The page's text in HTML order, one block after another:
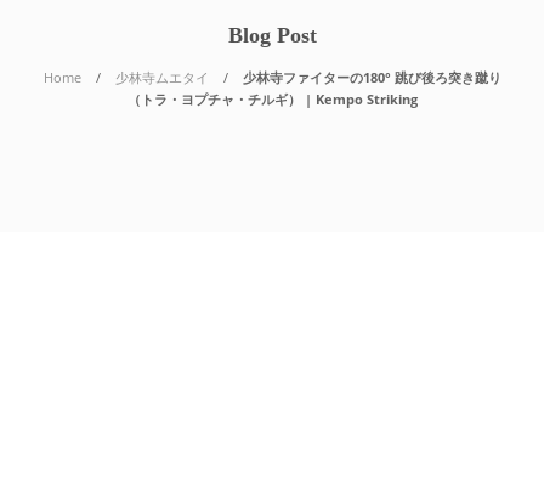
Blog Post
Home 少林寺ムエタイ
少林寺ファイターの180° 跳び後ろ突き蹴り
（トラ・ヨプチャ・チルギ） | Kempo Striking